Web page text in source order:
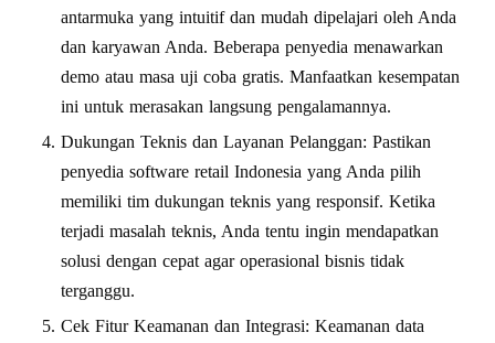
antarmuka yang intuitif dan mudah dipelajari oleh Anda
dan karyawan Anda. Beberapa penyedia menawarkan
demo atau masa uji coba gratis. Manfaatkan kesempatan
ini untuk merasakan langsung pengalamannya.
Dukungan Teknis dan Layanan Pelanggan: Pastikan
penyedia software retail Indonesia yang Anda pilih
memiliki tim dukungan teknis yang responsif. Ketika
terjadi masalah teknis, Anda tentu ingin mendapatkan
solusi dengan cepat agar operasional bisnis tidak
terganggu.
Cek Fitur Keamanan dan Integrasi: Keamanan data